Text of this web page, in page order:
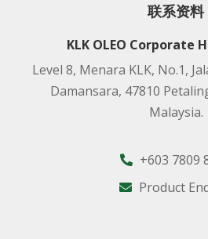
联系资料
KLK OLEO Corporate
Level 8, Menara KLK, No.1,
Damansara, 47810
Malaysia.
+603 7809
Product